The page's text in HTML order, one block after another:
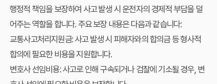
행정적 책임을 보장하여 사고 발생 시 운전자의 경제적 부담을 덜
어주는 역할을 합니다. 주요 보장 내용은 다음과 같습니다:
교통사고처리지원금:사고 발생 시 피해자와의 합의금 등 형사적
합의에 필요한 비용을 지원합니다.
변호사 선임비용:사고로 인해 구속되거나 검찰에 기소될 경우, 변